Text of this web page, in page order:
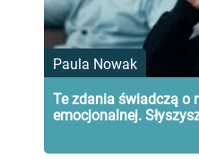
Paula Nowak
Te zdania świadczą o
emocjonalnej.